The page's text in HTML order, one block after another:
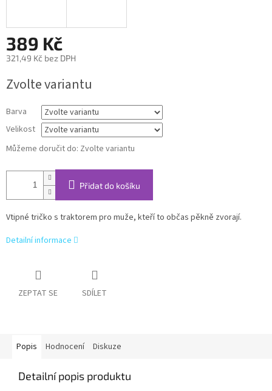
389 Kč
321,49 Kč bez DPH
cena:
Zvolte variantu
Barva
Velikost
Můžeme doručit do: Zvolte variantu
Přidat do košíku
Vtipné tričko s traktorem pro muže, kteří to občas pěkně zvorají.
Detailní informace
ZEPTAT SE SDÍLET
Popis Hodnocení Diskuze
Detailní popis produktu